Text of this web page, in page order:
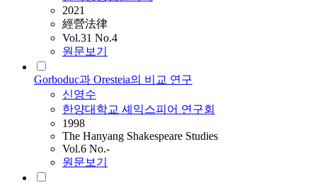
2021
經營法律
Vol.31 No.4
원문보기
Gorboduc과 Oresteia의 비교 연구
신영수
한양대학교 셰익스피어 연구회
1998
The Hanyang Shakespeare Studies
Vol.6 No.-
원문보기